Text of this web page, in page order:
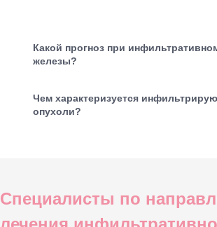
Какой прогноз при
железы?
Чем характеризуется
опухоли?
Специалисты по